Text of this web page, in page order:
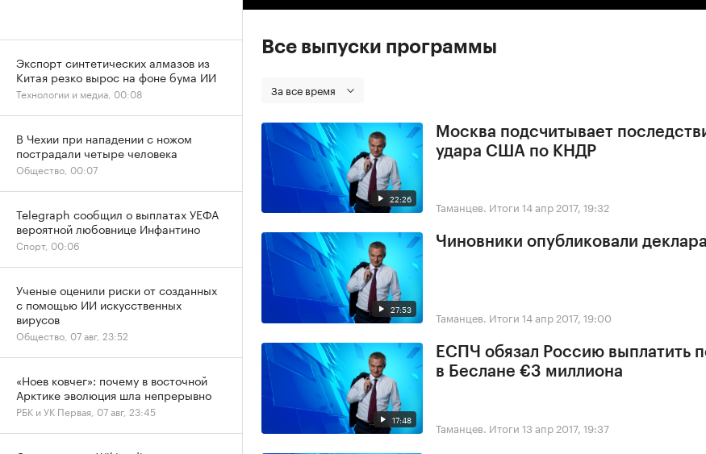
Все выпуски программы
За все время
22:26
Москва подсчитывает
удара США по КНДР
Таманцев. Итоги 14 апр 2017, 19:32
27:53
Чиновники опубликовали
Таманцев. Итоги 14 апр 2017, 19:00
17:48
ЕСПЧ обязал Россию выплатить
в Беслане €3 миллиона
Таманцев. Итоги 13 апр 2017, 19:37
Экспорт синтетических алмазов из
Китая резко вырос на фоне бума ИИ
Технологии и медиа, 00:08
В Чехии при нападении с ножом
пострадали четыре человека
Общество, 00:07
Telegraph сообщил о выплатах УЕФА
вероятной любовнице Инфантино
Спорт, 00:06
Ученые оценили риски от созданных
с помощью ИИ искусственных
вирусов
Общество, 07 авг, 23:52
«Ноев ковчег»: почему в восточной
Арктике эволюция шла непрерывно
РБК и УК Первая, 07 авг, 23:45